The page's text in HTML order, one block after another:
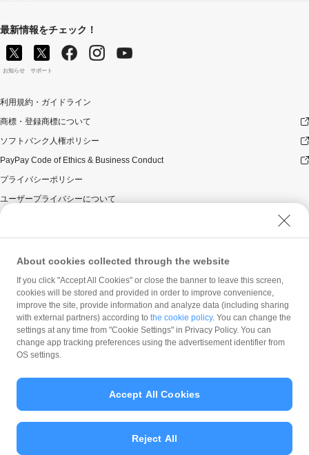
最新情報をチェック！
お知らせ サポート
利用規約・ガイドライン
商標・登録商標について
ソフトバンク人権ポリシー
PayPay Code of Ethics & Business Conduct
プライバシーポリシー
ユーザープライバシーについて
ウェブサイト利用規約
反社会的勢力に対する方針
勧誘方針
マネロン等基本方針
カスタマーハラスメントに関する当社の考え方
© PayPay Corporation
About cookies collected through the website
If you click "Accept All Cookies" or close the banner to leave this screen,
cookies will be stored and provided in order to improve convenience,
improve the site, provide information and analyze data (including sharing
with external partners) according to the cookie policy. You can change the
settings at any time from "Cookie Settings" in Privacy Policy. You can
change app tracking preferences using the advertisement identifier from
OS settings.
Reject All
Accept All Cookies